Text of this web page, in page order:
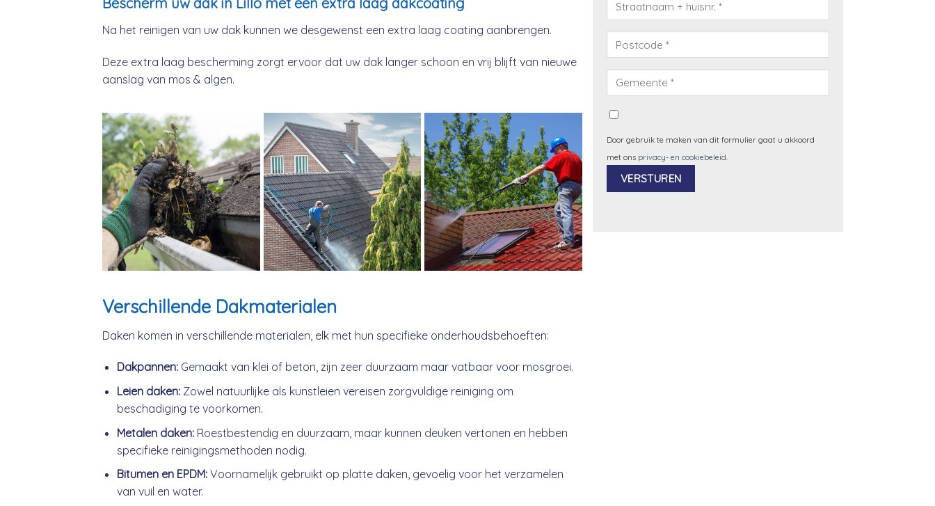
Na het reinigen van uw dak kunnen we desgewenst een extra laag coating aanbrengen.
Deze extra laag bescherming zorgt ervoor dat uw dak langer schoon en vrij blijft van nieuwe
aanslag van mos & algen.
Verschillende Dakmaterialen
Daken komen in verschillende materialen, elk met hun specifieke onderhoudsbehoeften:
Dakpannen:Gemaakt van klei of beton, zijn zeer duurzaam maar vatbaar voor mosgroei.
Leien daken:Zowel natuurlijke als kunstleien vereisen zorgvuldige reiniging om
beschadiging te voorkomen.
Metalen daken:Roestbestendig en duurzaam, maar kunnen deuken vertonen en hebben
specifieke reinigingsmethoden nodig.
Bitumen en EPDM:Voornamelijk gebruikt op platte daken, gevoelig voor het verzamelen
van vuil en water.
Door gebruik te maken van dit formulier gaat u akkoord
met ons privacy- en cookiebeleid.